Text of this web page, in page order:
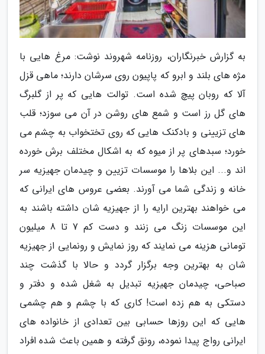
به گزارش خبرنگاران، روزنامه شهروند نوشت: مرغ هایی با
مژه های بلند و ابرو که پاپیون روی سرشان دارند؛ ماهی قزل
آلا که روبان پیچ شده است. توالت هایی که پر از گلبرگ
های گل رز است و شمع های روشن در آن می سوزد؛ قلب
های تزیینی و بادکنک هایی که روی تختخواب به چشم می
خورد؛ سبدهای پر از میوه که به اشکال مختلف برش خورده
اند و... این بلاها را موسسات تزیین و چیدمان جهیزیه سر
خانه و زندگی شما می آورند. بعضی عروس های ایرانی که
می خواهند بهترین ارایه را از جهیزیه شان داشته باشند به
این موسسات زنگ می زنند و دست کم 7 تا 8 میلیون
تومانی هزینه می نمایند که روز نمایش و رونمایی از جهیزیه
شان به بهترین وجه برگزار گردد و حالا با گذشت چند
صباحی، چیدمان جهیزیه تبدیل به شغل شده و دفتر و
دستکی به هم زده است! کاری که با چشم و هم چشمی
هایی که این روزها حسابی بین تعدادی از خانواده های
ایرانی رواج پیدا نموده، رونق گرفته و همین باعث شده افراد